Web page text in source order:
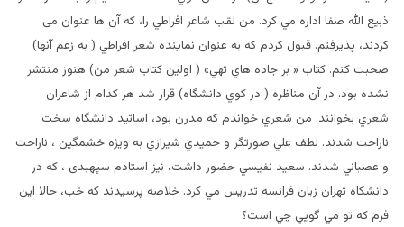
ذبيع الله صفا اداره مي کرد. من لقب شاعر افراطي را، که آن ها عنوان می
کردند، پذيرفتم. قبول کردم که به عنوان نماينده شعر افراطي ( به زعم آنها)
صحبت کنم. کتاب « بر جاده هاي تهي» ( اولين کتاب شعر من) هنوز منتشر
نشده بود. در آن مناظره ( در کوي دانشگاه) قرار شد هر کدام از شاعران
شعري بخوانند. من شعري خواندم که مدرن بود، اساتيد دانشگاه سخت
ناراحت شدند. لطف علي صورتگر و حميدي شيرازي به ويژه خشمگین ، ناراحت
و عصباني شدند. سعيد نفيسي حضور داشت، نيز استادم سپهبدی ، که در
دانشکاه تهران زبان فرانسه تدريس مي کرد. خلاصه پرسيدند که خب، حالا اين
فرم که تو مي گويي چي است؟